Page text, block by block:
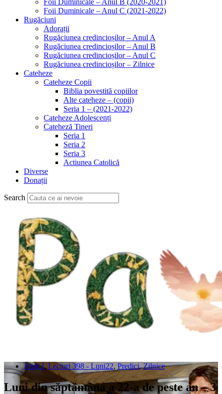
Foii Duminicale – Anul B (2020-2021)
Foii Duminicale – Anul C (2021-2022)
Rugăciuni
Adorații
Rugăciunea credincioșilor – Anul A
Rugăciunea credincioșilor – Anul B
Rugăciunea credincioșilor – Anul C
Rugăciunea credincioșilor – Zilnice
Cateheze
Cateheze Copii
Biblia povestită copiilor
Alte cateheze – (copii)
Seria 1 – (2021-2022)
Cateheze Adolescenți
Cateheză Tineri
Seria 1
Seria 2
Seria 3
Actiunea Catolică
Diverse
Donații
Search
Anul I, Lecturi 398 - Luni22, Predici,Zilnice
Luni din săptămâna a 22-a de peste an – 3